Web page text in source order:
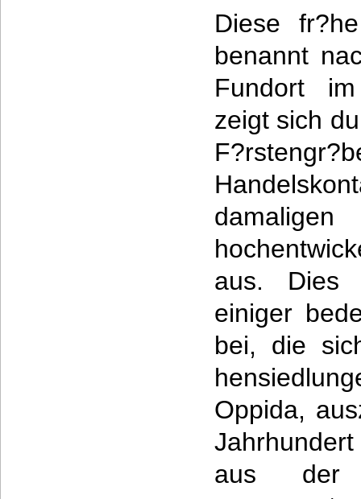
Diese
benannt
Fundort
zeigt sich
aus. Dies
einiger
bei, die
Oppida,
Jahrhundert
aus der